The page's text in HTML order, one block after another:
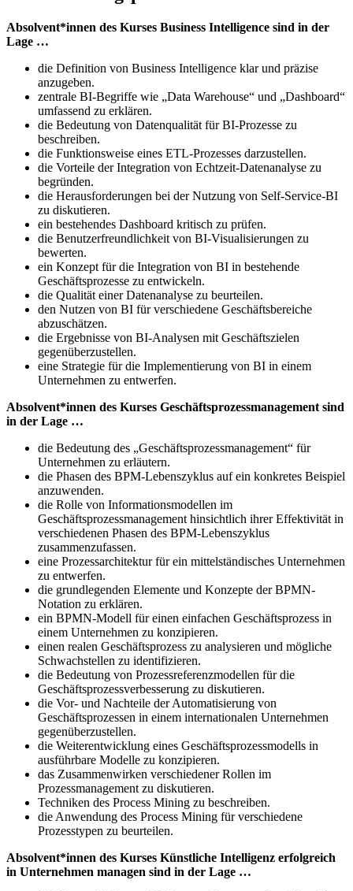
Absolvent*innen des Kurses Business Intelligence sind in der
Lage …
die Definition von Business Intelligence klar und präzise
anzugeben.
zentrale BI-Begriffe wie „Data Warehouse“ und „Dashboard“
umfassend zu erklären.
die Bedeutung von Datenqualität für BI-Prozesse zu
beschreiben.
die Funktionsweise eines ETL-Prozesses darzustellen.
die Vorteile der Integration von Echtzeit-Datenanalyse zu
begründen.
die Herausforderungen bei der Nutzung von Self-Service-BI
zu diskutieren.
ein bestehendes Dashboard kritisch zu prüfen.
die Benutzerfreundlichkeit von BI-Visualisierungen zu
bewerten.
ein Konzept für die Integration von BI in bestehende
Geschäftsprozesse zu entwickeln.
die Qualität einer Datenanalyse zu beurteilen.
den Nutzen von BI für verschiedene Geschäftsbereiche
abzuschätzen.
die Ergebnisse von BI-Analysen mit Geschäftszielen
gegenüberzustellen.
eine Strategie für die Implementierung von BI in einem
Unternehmen zu entwerfen.
Absolvent*innen des Kurses Geschäftsprozessmanagement sind
in der Lage …
die Bedeutung des „Geschäftsprozessmanagement“ für
Unternehmen zu erläutern.
die Phasen des BPM-Lebenszyklus auf ein konkretes Beispiel
anzuwenden.
die Rolle von Informationsmodellen im
Geschäftsprozessmanagement hinsichtlich ihrer Effektivität in
verschiedenen Phasen des BPM-Lebenszyklus
zusammenzufassen.
eine Prozessarchitektur für ein mittelständisches Unternehmen
zu entwerfen.
die grundlegenden Elemente und Konzepte der BPMN-
Notation zu erklären.
ein BPMN-Modell für einen einfachen Geschäftsprozess in
einem Unternehmen zu konzipieren.
einen realen Geschäftsprozess zu analysieren und mögliche
Schwachstellen zu identifizieren.
die Bedeutung von Prozessreferenzmodellen für die
Geschäftsprozessverbesserung zu diskutieren.
die Vor- und Nachteile der Automatisierung von
Geschäftsprozessen in einem internationalen Unternehmen
gegenüberzustellen.
die Weiterentwicklung eines Geschäftsprozessmodells in
ausführbare Modelle zu konzipieren.
das Zusammenwirken verschiedener Rollen im
Prozessmanagement zu diskutieren.
Techniken des Process Mining zu beschreiben.
die Anwendung des Process Mining für verschiedene
Prozesstypen zu beurteilen.
Absolvent*innen des Kurses Künstliche Intelligenz erfolgreich
in Unternehmen managen sind in der Lage …